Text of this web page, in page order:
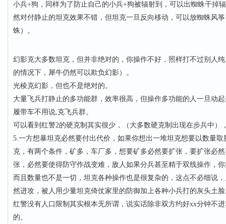
小兵+狗，同样为了防止自己的小兵+狗被辐射到，可以出蜘蛛干掉
然对付静止的坦克效果不错，但坦克一旦反向移动，可以放蜘蛛风
蛛）。
幻影克大多数坦克，但并非绝对的，你操作不好，照样打不过别人
的情况下，犀牛仍然可以欺负幻影）。
光棱克幻影，但也不是绝对的。
大量飞兵打静止的多功能群，效率很高，但操作多功能的人一旦动
履带车不用说,克飞兵群。
可以看到红警2的硬克制其实很少，（大多数硬克制出现在步兵中）
5.一方想暴坦克必然要付出代价，如果你想出一堆坦克想要以数量
克，有两个条件，矿多，车厂多，想要矿多必然要扩张，要扩张必
张，必然要使得防守作战变难，敌人如果分兵甚至精于双线操作，
而且数量也不是一切，坦克各种操作也是很复杂的，这点不必细说
然进攻，被人用少量坦克倚仗家里的防御加上各种小兵打的灰头土
红警没有人口限制其实根本无所谓，说实话除非双方约好xx分钟不
的。